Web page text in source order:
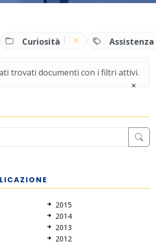
Curiosità Assistenza
trovati documenti con i filtri attivi.
2015
2014
2013
2012